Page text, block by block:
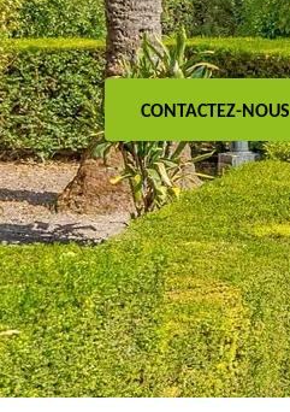
CONTACTEZ-NOUS